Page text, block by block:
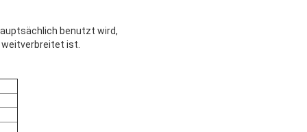
benutzt wird,
ist.